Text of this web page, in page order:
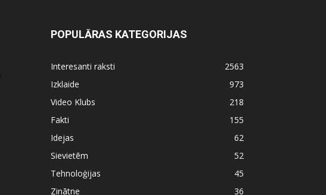
POPULĀRAS KATEGORIJAS
Interesanti raksti
2563
Izklaide
973
Video Klubs
218
Fakti
155
Idejas
62
Sievietēm
52
Tehnoloģijas
45
Zinātne
36